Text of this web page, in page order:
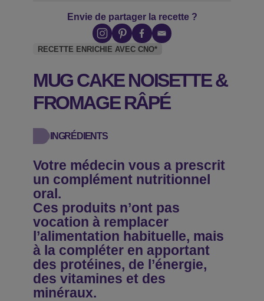
Envie de partager la recette ?
RECETTE ENRICHIE AVEC CNO*
MUG CAKE NOISETTE &
FROMAGE RÂPÉ
INGRÉDIENTS
Votre médecin vous a prescrit
un complément nutritionnel
oral.
Ces produits n’ont pas
vocation à remplacer
l’alimentation habituelle, mais
à la compléter en apportant
des protéines, de l’énergie,
des vitamines et des
minéraux.